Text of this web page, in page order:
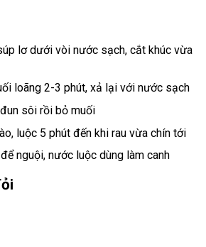
lơ dưới vòi nước sạch, cắt khúc vừa
loãng 2-3 phút, xả lại với nước sạch
sôi rồi bỏ muối
luộc 5 phút đến khi rau vừa chín tới
nguội, nước luộc dùng làm canh